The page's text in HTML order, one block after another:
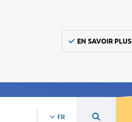
EN SAVOIR PLUS
FR